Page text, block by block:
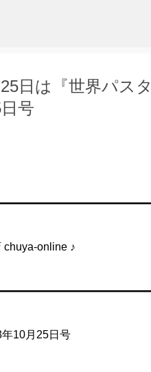
25日は『世界パス
号
chuya-online ♪
10月25日号